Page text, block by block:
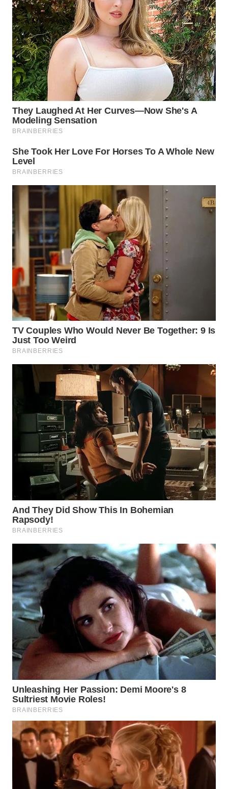
WN
PAKPAK
WN
KARAWANG
WN
BEKASI
WN
WN
DEPOK
WN
TAPANULI
UTARA
WN
SAMOSIR
WN
PADANG
LAWAS
WN
SUMEDANG
CIANJUR
WN
KEPULAUAN
SERIBU
WN
TANGERANG
WN
BINJAI
WN
CIREBON
WN
INDRAMAYU
WN
KUNINGAN
WN
MAJALENGKA
WN
SUBANG
WN
SUKABUMI
WN
PURWAKARTA